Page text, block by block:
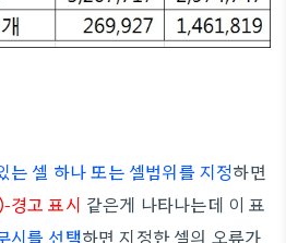
는 셀 하나 또는 셀범위를 지정하면
경고 표시 같은게 나타나는데 이 표
를 선택하면 지정한 셀의 오류가